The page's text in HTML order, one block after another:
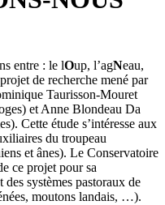
entre : le lOup, l’agNeau,
de recherche mené par
Taurisson-Mouret
et Anne Blondeau Da
Cette étude s’intéresse aux
du troupeau
et ânes). Le Conservatoire
ce projet pour sa
des systèmes pastoraux de
moutons landais, …).